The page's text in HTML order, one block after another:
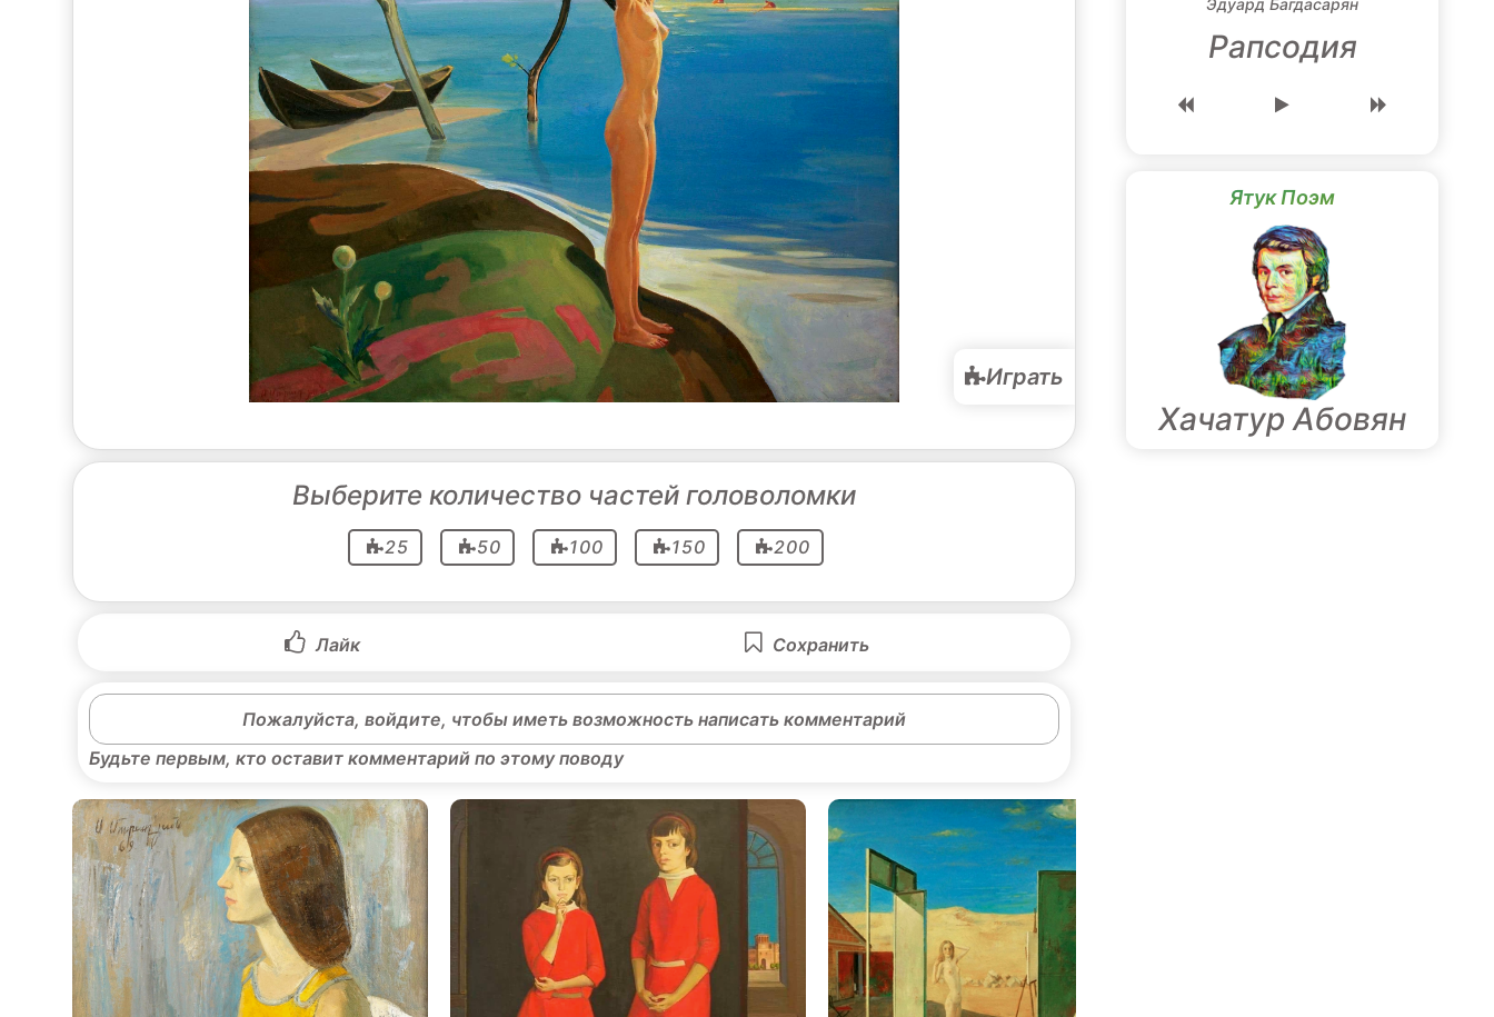
Играть
Выберите количество частей головоломки
25 50 100 150 200
Лайк Сохранить
Пожалуйста, войдите, чтобы иметь возможность написать комментарий
Будьте первым, кто оставит комментарий по этому поводу
Эдуард Багдасарян
Рапсодия
Ятук Поэм
Хачатур Абовян